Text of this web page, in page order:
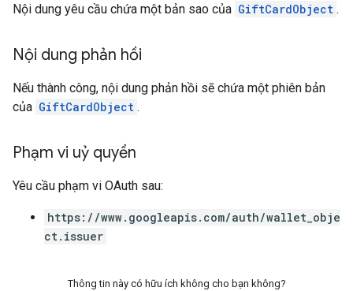
Nội dung yêu cầu chứa một bản sao của GiftCardObject .
Nội dung phản hồi
Nếu thành công, nội dung phản hồi sẽ chứa một phiên bản
của GiftCardObject .
Phạm vi uỷ quyền
Yêu cầu phạm vi OAuth sau:
https://www.googleapis.com/auth/wallet_obje
ct.issuer
Thông tin này có hữu ích không cho bạn không?